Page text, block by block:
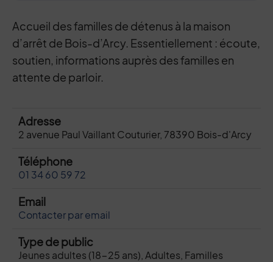
Contenu de la fiche d'annuaire
Accueil des familles de détenus à la maison
d’arrêt de Bois-d’Arcy. Essentiellement : écoute,
soutien, informations auprès des familles en
attente de parloir.
Adresse
2 avenue Paul Vaillant Couturier, 78390 Bois-d'Arcy
Téléphone
01 34 60 59 72
Email
Contacter par email
Type de public
Jeunes adultes (18-25 ans), Adultes, Familles